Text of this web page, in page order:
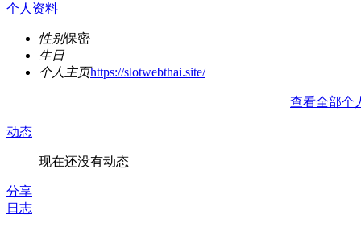
个人资料
性别保密
生日
个人主页https://slotwebthai.site/
查看全部个
动态
现在还没有动态
分享
日志